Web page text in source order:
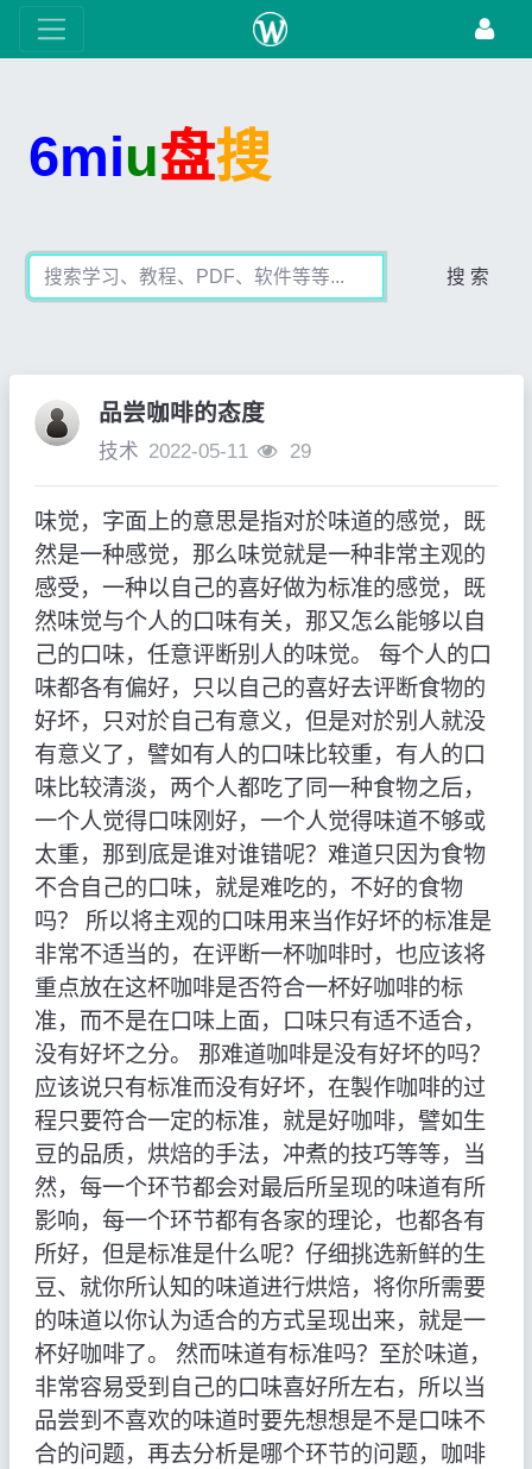
6miu盘搜
搜 索
品尝咖啡的态度
技术 2022-05-11 29
味觉，字面上的意思是指对於味道的感觉，既
然是一种感觉，那么味觉就是一种非常主观的
感受，一种以自己的喜好做为标准的感觉，既
然味觉与个人的口味有关，那又怎么能够以自
己的口味，任意评断别人的味觉。 每个人的口
味都各有偏好，只以自己的喜好去评断食物的
好坏，只对於自己有意义，但是对於别人就没
有意义了，譬如有人的口味比较重，有人的口
味比较清淡，两个人都吃了同一种食物之后，
一个人觉得口味刚好，一个人觉得味道不够或
太重，那到底是谁对谁错呢？难道只因为食物
不合自己的口味，就是难吃的，不好的食物
吗？ 所以将主观的口味用来当作好坏的标准是
非常不适当的，在评断一杯咖啡时，也应该将
重点放在这杯咖啡是否符合一杯好咖啡的标
准，而不是在口味上面，口味只有适不适合，
没有好坏之分。 那难道咖啡是没有好坏的吗？
应该说只有标准而没有好坏，在製作咖啡的过
程只要符合一定的标准，就是好咖啡，譬如生
豆的品质，烘焙的手法，冲煮的技巧等等，当
然，每一个环节都会对最后所呈现的味道有所
影响，每一个环节都有各家的理论，也都各有
所好，但是标准是什么呢？仔细挑选新鲜的生
豆、就你所认知的味道进行烘焙，将你所需要
的味道以你认为适合的方式呈现出来，就是一
杯好咖啡了。 然而味道有标准吗？至於味道，
非常容易受到自己的口味喜好所左右，所以当
品尝到不喜欢的味道时要先想想是不是口味不
合的问题，再去分析是哪个环节的问题，咖啡